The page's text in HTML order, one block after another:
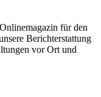
für den
Berichterstattung
vor Ort und